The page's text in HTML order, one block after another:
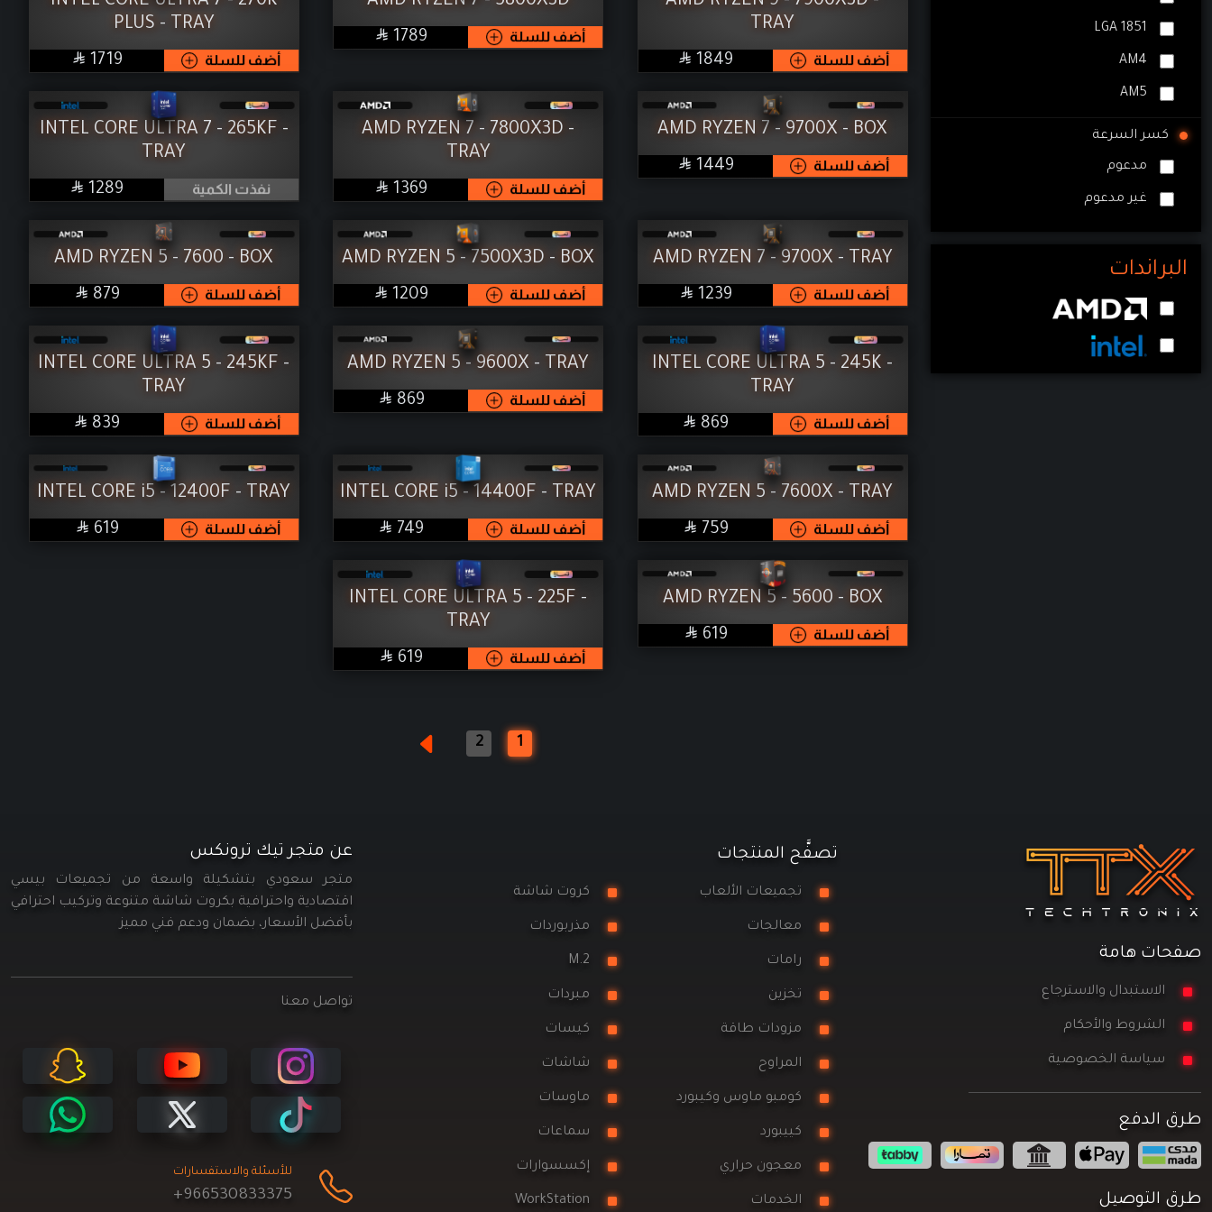
رامات
M.2
مبردات
مزودات طاقة
كيسات
شاشات
كومبو ماوس وكيبورد
ماوسات
كييبورد
LGA 1851
AM4
AM5
كسر السرعة
مدعوم
غير مدعوم
البراندات
TRAY
أضف للسلة  SAR
1849
أضف للسلة  SAR
1789
PLUS - TRAY
أضف للسلة  SAR
1719
AMD RYZEN 7 - 9700X - BOX
أضف للسلة  SAR
1449
AMD RYZEN 7 - 7800X3D -
TRAY
أضف للسلة  SAR
1369
INTEL CORE ULTRA 7 - 265KF -
TRAY
نفذت الكمية  SAR
1289
AMD RYZEN 7 - 9700X - TRAY
أضف للسلة  SAR
1239
AMD RYZEN 5 - 7500X3D - BOX
أضف للسلة  SAR
1209
AMD RYZEN 5 - 7600 - BOX
أضف للسلة  SAR
879
INTEL CORE ULTRA 5 - 245K -
TRAY
أضف للسلة  SAR
869
AMD RYZEN 5 - 9600X - TRAY
أضف للسلة  SAR
869
INTEL CORE ULTRA 5 - 245KF -
TRAY
أضف للسلة  SAR
839
AMD RYZEN 5 - 7600X - TRAY
أضف للسلة  SAR
759
INTEL CORE i5 - 14400F - TRAY
أضف للسلة  SAR
749
INTEL CORE i5 - 12400F - TRAY
أضف للسلة  SAR
619
AMD RYZEN 5 - 5600 - BOX
أضف للسلة  SAR
619
INTEL CORE ULTRA 5 - 225F -
TRAY
أضف للسلة  SAR
619
1
2
صفحات هامة
الاستبدال والاسترجاع
الشروط والأحكام
سياسة الخصوصية
طرق الدفع
طرق التوصيل
تصفَّح المنتجات
تجميعات الألعاب كروت شاشة
معالجات مذربوردات
رامات M.2
تخزين مبردات
مزودات طاقة كيسات
المراوح شاشات
كومبو ماوس وكيبورد ماوسات
كييبورد سماعات
معجون حراري إكسسوارات
الخدمات WorkStation
عن متجر تيك ترونكس
متجر سعودي بتشكيلة واسعة من تجميعات بيسي
اقتصادية واحترافية بكروت شاشة متنوعة وتركيب احترافي
بأفضل الأسعار، بضمان ودعم فني مميز
تواصل معنا
للأسئلة والاستفسارات
+966530833375